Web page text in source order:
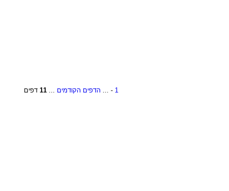
1
- ... הדפים הקודמים ...
11 דפים